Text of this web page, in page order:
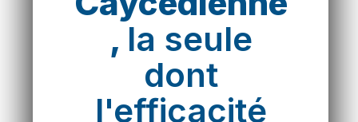
, la seule
dont
l'efficacité